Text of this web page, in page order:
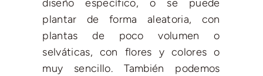
diseño específico, o se puede
plantar de forma aleatoria, con
plantas de poco volumen o
selváticas, con flores y colores o
muy sencillo. También podemos